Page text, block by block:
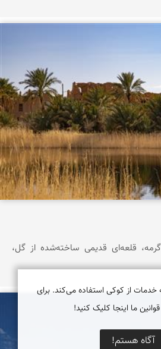
قلعه‌ای قدیمی ساخته‌شده از گل،
خدمات از کوکی استفاده می‌کند. برای
ما اینجا کلیک کنید!
آگاه هستم!